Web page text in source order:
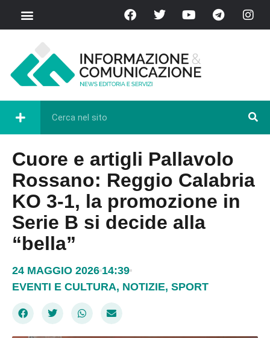
Cuore e artigli Pallavolo
Rossano: Reggio Calabria
KO 3-1, la promozione in
Serie B si decide alla
“bella”
24 MAGGIO 2026 14:39
EVENTI E CULTURA, NOTIZIE, SPORT